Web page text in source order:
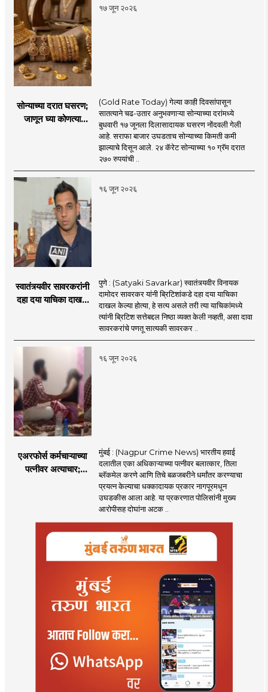
१७ जून २०२६
सोन्याच्या दरात घसरण;
जाणून घ्या कोणत्या
(Gold Rate Today) गेल्या काही दिवसांपासून
सातत्याने चढ-उतार अनुभवणाऱ्या सोन्याच्या दरांमध्ये
बुधवारी १७ जूनला दिलासादायक घसरण नोंदवली गेली
आहे. सराफा बाजार उघडताच सोन्याच्या किमती कमी
झाल्याचे दिसून आले. २४ कॅरेट सोन्याच्या १० ग्रॅम दरात
२७० रुपयांची ..
१६ जून २०२६
स्वातंत्र्यवीर सावरकरांनी
दहा दया याचिका दाखल
निष्ठा व्यक्त केली नाही’!
पणतू सात्यकी सावरकर
यांनी न्यायालयात सादर
केला दावा
पुणे : (Satyaki Savarkar) स्वातंत्र्यवीर विनायक
दामोदर सावरकर यांनी ब्रिटिशांकडे दहा दया याचिका
दाखल केल्या होत्या, हे सत्य असले तरी त्या याचिकांमध्ये
त्यांनी ब्रिटिश सत्तेबद्दल निष्ठा व्यक्त केली नव्हती, असा दावा
सावरकरांचे पणतू सात्यकी सावरकर ..
१६ जून २०२६
एअरफोर्स कर्मचाऱ्याच्या
पत्नीवर अत्याचार;
मुंबई : (Nagpur Crime News) भारतीय हवाई
दलातील एका अधिकाऱ्याच्या पत्नीवर बलात्कार, तिला
ब्लॅकमेल करणे आणि तिचे बळजबरीने धर्मांतर करण्याचा
प्रयत्न केल्याचा धक्कादायक प्रकार नागपूरमधून
उघडकीस आला आहे. या प्रकरणात पोलिसांनी मुख्य
आरोपीसह दोघांना अटक ..